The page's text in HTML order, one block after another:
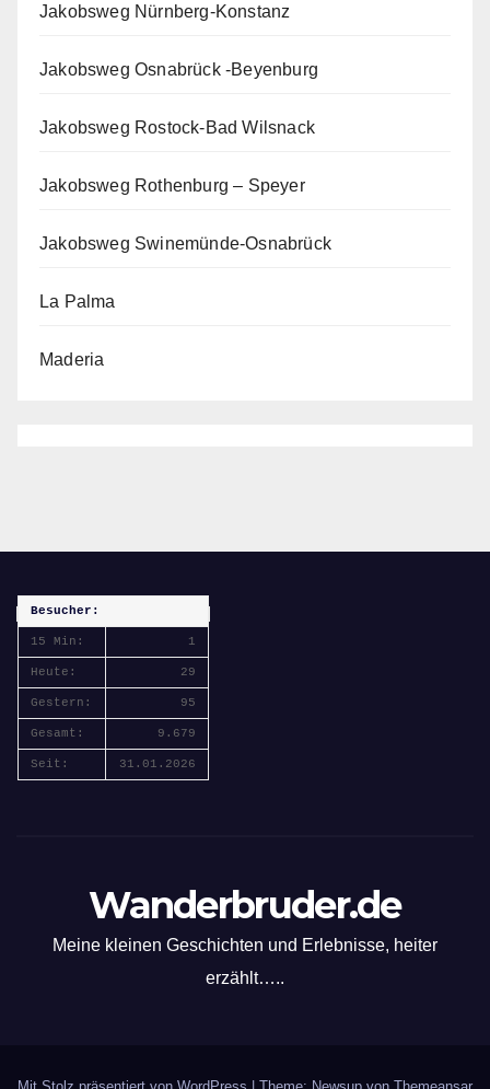
Jakobsweg Nürnberg-Konstanz
Jakobsweg Osnabrück -Beyenburg
Jakobsweg Rostock-Bad Wilsnack
Jakobsweg Rothenburg – Speyer
Jakobsweg Swinemünde-Osnabrück
La Palma
Maderia
Besucher:
15 Min: 1
Heute: 29
Gestern: 95
Gesamt: 9.679
Seit: 31.01.2026
Wanderbruder.de
Meine kleinen Geschichten und Erlebnisse, heiter
erzählt…..